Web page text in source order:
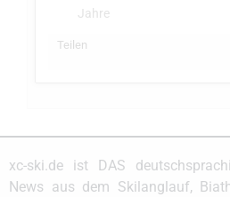
Jahre
Teilen
xc-ski.de ist DAS
News aus dem Skilanglauf,